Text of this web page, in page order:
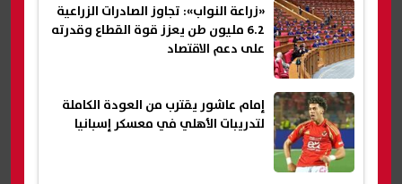
«زراعة النواب»: تجاوز الصادرات الزراعية
6.2 مليون طن يعزز قوة القطاع وقدرته
على دعم الاقتصاد
إمام عاشور يقترب من العودة الكاملة
لتدريبات الأهلي في معسكر إسبانيا